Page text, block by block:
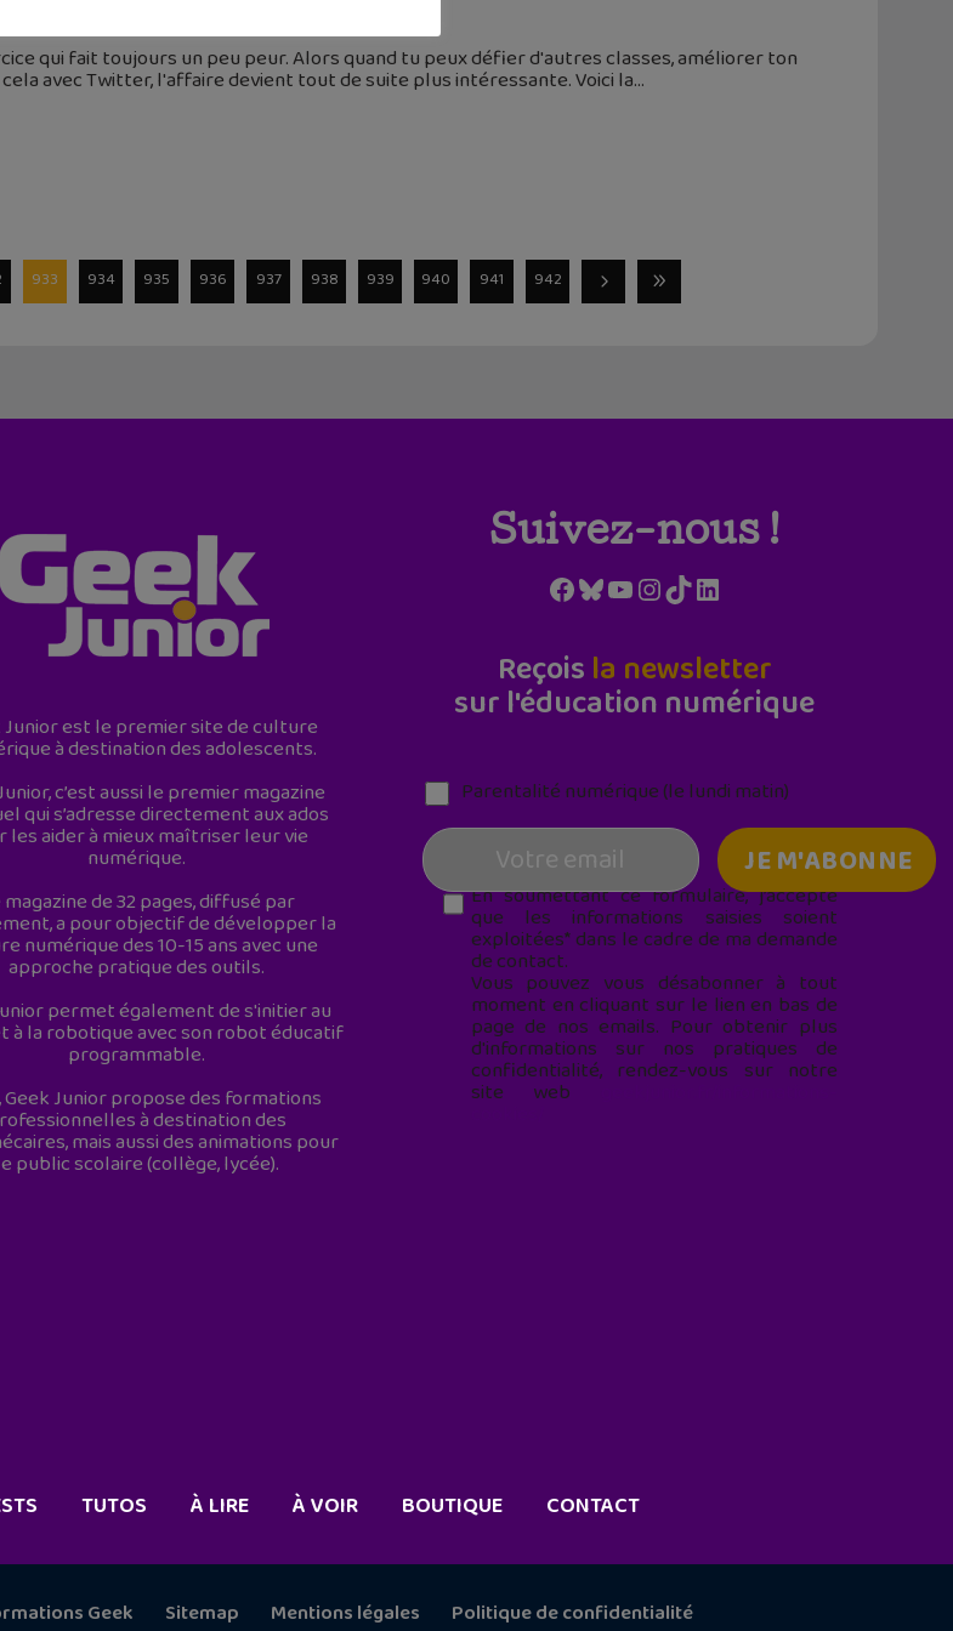
qui fait toujours un peu peur. Alors quand tu peux défier d'autres classes, améliorer ton
avec Twitter, l'affaire devient tout de suite plus intéressante. Voici la
933 934 935 936 937 938 939 940 941 942
Junior est le premier site de culture
à destination des adolescents.
c’est aussi le premier magazine
qui s’adresse directement aux ados
les aider à mieux maîtriser leur vie
numérique.
magazine de 32 pages, diffusé par
a pour objectif de développer la
numérique des 10-15 ans avec une
approche pratique des outils.
permet également de s'initier au
à la robotique avec son robot éducatif
programmable.
Geek Junior propose des formations
à destination des
mais aussi des animations pour
public scolaire (collège, lycée).
Suivez-nous !
Facebook
Bluesky
YouTube
Instagram
TikTokLinkedIn
Reçois la newsletter
sur l'éducation numérique
Parentalité numérique (le lundi matin)
En soumettant ce formulaire, j’accepte
que les informations saisies soient
exploitées* dans le cadre de ma demande
de contact.
Vous pouvez vous désabonner à tout
moment en cliquant sur le lien en bas de
page de nos emails. Pour obtenir plus
d'informations sur nos pratiques de
confidentialité, rendez-vous sur notre
site web
TUTOS À LIRE À VOIR BOUTIQUE CONTACT
Geek Sitemap Mentions légales Politique de confidentialité